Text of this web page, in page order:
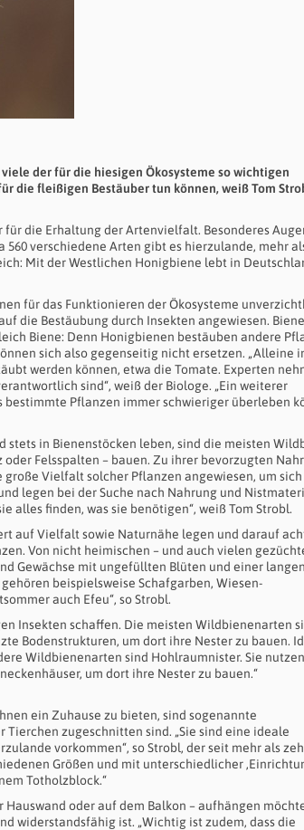
der für die hiesigen Ökosysteme so wichtigen
die fleißigen Bestäuber tun können, weiß Tom
die Erhaltung der Artenvielfalt. Besonderes
verschiedene Arten gibt es hierzulande, mehr
Mit der Westlichen Honigbiene lebt in
für das Funktionieren der Ökosysteme
die Bestäubung durch Insekten angewiesen.
Biene: Denn Honigbienen bestäuben andere
sich also gegenseitig nicht ersetzen. „Alleine
werden können, etwa die Tomate. Experten
sind“, weiß der Biologe. „Ein weiterer
Pflanzen immer schwieriger überleben
in Bienenstöcken leben, sind die meisten
Felsspalten – bauen. Zu ihrer bevorzugten
Vielfalt solcher Pflanzen angewiesen, um sich
legen bei der Suche nach Nahrung und
alles finden, was sie benötigen“, weiß Tom Strobl.
auf Vielfalt sowie Naturnähe legen und darauf
Von nicht heimischen – und auch vielen
Gewächse mit ungefüllten Blüten und einer
beispielsweise Schafgarben, Wiesen-
auch Efeu“, so Strobl.
Insekten schaffen. Die meisten Wildbienenarten
Bodenstrukturen, um dort ihre Nester zu bauen.
Wildbienenarten sind Hohlraumnister. Sie
um dort ihre Nester zu bauen.“
ein Zuhause zu bieten, sind sogenannte
zugeschnitten sind. „Sie sind eine ideale
vorkommen“, so Strobl, der seit mehr als
Größen und mit unterschiedlicher
Totholzblock.“
oder auf dem Balkon – aufhängen
widerstandsfähig ist. „Wichtig ist zudem, dass die